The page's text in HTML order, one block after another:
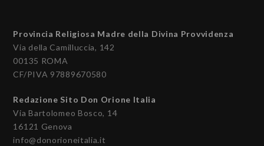
Provincia Religiosa Madre della Divina Provvidenza
Via della Camilluccia, 142
00135 ROMA
CF/PIVA 97889670580
Redazione Sito Don Orione Italia
Via Bartolomeo Bosco, 14
16121 Genova
info@donorioneitalia.it